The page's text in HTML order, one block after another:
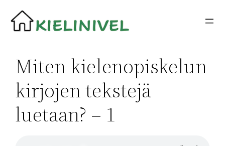
Siirry
sisältöön
Miten kielenopiskelun
kirjojen tekstejä
luetaan? – 1